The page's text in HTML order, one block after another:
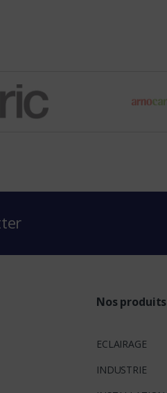
Nos produits
ECLAIRAGE
INDUSTRIE